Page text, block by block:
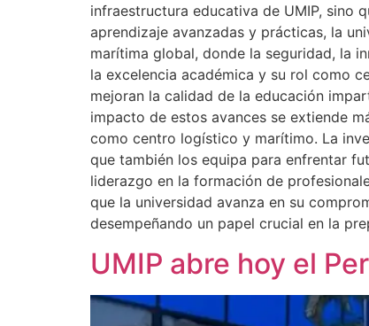
infraestructura educativa de UMIP, sino
aprendizaje avanzadas y prácticas, la
marítima global, donde la seguridad, la
la excelencia académica y su rol como
mejoran la calidad de la educación
impacto de estos avances se extiende
como centro logístico y marítimo. La
que también los equipa para enfrentar
liderazgo en la formación de
que la universidad avanza en su
desempeñando un papel crucial en la
UMIP abre hoy el